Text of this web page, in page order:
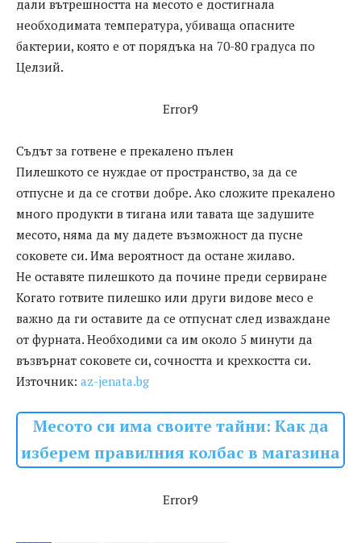
дали вътрешността на месото е достигнала
необходимата температура, убиваща опасните
бактерии, която е от порядъка на 70-80 градуса по
Целзий.
Error9
Съдът за готвене е прекалено пълен
Пилешкото се нуждае от пространство, за да се
отпусне и да се сготви добре. Ако сложите прекалено
много продукти в тигана или тавата ще задушите
месото, няма да му дадете възможност да пусне
соковете си. Има вероятност да остане жилаво.
Не оставяте пилешкото да почине преди сервиране
Когато готвите пилешко или други видове месо е
важно да ги оставите да се отпуснат след изваждане
от фурната. Необходими са им около 5 минути да
възвърнат соковете си, сочността и крехкостта си.
Източник: az-jenata.bg
Месото си има своите тайни: Как да
изберем правилния колбас в магазина
Error9